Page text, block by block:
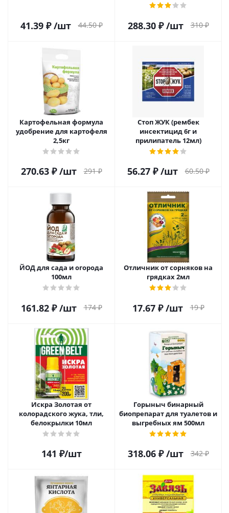
41.39₽ /шт 44.50₽ 288.30₽ /шт 310₽
Картофельная формула
удобрение для картофеля
2,5кг
270.63₽ /шт 291₽
Стоп ЖУК (рембек
инсектицид 6г и
прилипатель 12мл)
56.27₽ /шт 60.50₽
ЙОД для сада и огорода
100мл
161.82₽ /шт 174₽
Отличник от сорняков на
грядках 2мл
17.67₽ /шт 19₽
Искра Золотая от
колорадского жука, тли,
белокрылки 10мл
141 ₽/шт
Горыныч бинарный
биопрепарат для туалетов и
выгребных ям 500мл
318.06₽ /шт 342₽